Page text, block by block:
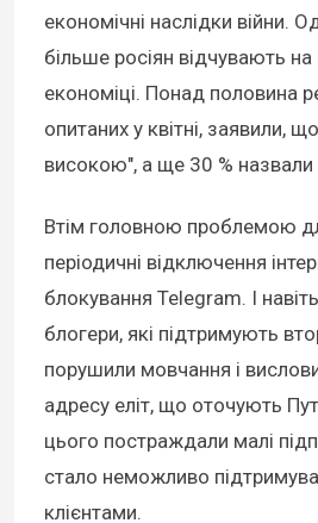
економічні наслідки війни.
більше росіян відчувають
економіці. Понад половина
опитаних у квітні, заявили,
високою", а ще 30 % назвали
Втім головною проблемою
періодичні відключення
блокування Telegram. І
блогери, які підтримують
порушили мовчання і
адресу еліт, що оточують
цього постраждали малі
стало неможливо
клієнтами.